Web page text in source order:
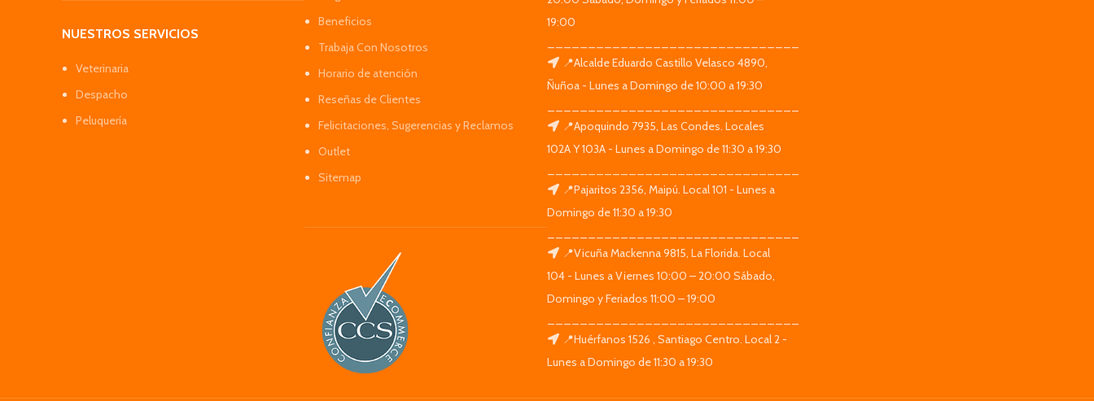
NUESTROS SERVICIOS
Veterinaria
Despacho
Peluquería
Beneficios
Trabaja Con Nosotros
Horario de atención
Reseñas de Clientes
Felicitaciones, Sugerencias y Reclamos
Outlet
Sitemap
19:00
📍Alcalde Eduardo Castillo Velasco 4890,
Ñuñoa - Lunes a Domingo de 10:00 a 19:30
📍Apoquindo 7935, Las Condes. Locales
102A Y 103A - Lunes a Domingo de 11:30 a 19:30
📍Pajaritos 2356, Maipú. Local 101 - Lunes a
Domingo de 11:30 a 19:30
📍Vicuña Mackenna 9815, La Florida. Local
104 - Lunes a Viernes 10:00 – 20:00 Sábado,
Domingo y Feriados 11:00 – 19:00
📍Huérfanos 1526 , Santiago Centro. Local 2 -
Lunes a Domingo de 11:30 a 19:30